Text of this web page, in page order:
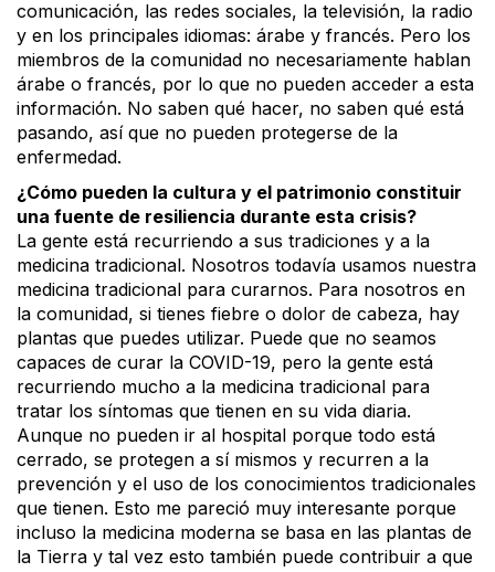
comunicación, las redes sociales, la televisión, la radio
y en los principales idiomas: árabe y francés. Pero los
miembros de la comunidad no necesariamente hablan
árabe o francés, por lo que no pueden acceder a esta
información. No saben qué hacer, no saben qué está
pasando, así que no pueden protegerse de la
enfermedad.
¿Cómo pueden la cultura y el patrimonio constituir
una fuente de resiliencia durante esta crisis?
La gente está recurriendo a sus tradiciones y a la
medicina tradicional. Nosotros todavía usamos nuestra
medicina tradicional para curarnos. Para nosotros en
la comunidad, si tienes fiebre o dolor de cabeza, hay
plantas que puedes utilizar. Puede que no seamos
capaces de curar la COVID-19, pero la gente está
recurriendo mucho a la medicina tradicional para
tratar los síntomas que tienen en su vida diaria.
Aunque no pueden ir al hospital porque todo está
cerrado, se protegen a sí mismos y recurren a la
prevención y el uso de los conocimientos tradicionales
que tienen. Esto me pareció muy interesante porque
incluso la medicina moderna se basa en las plantas de
la Tierra y tal vez esto también puede contribuir a que